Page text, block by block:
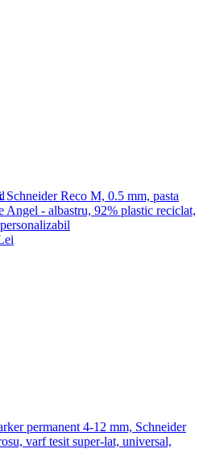
Schneider Reco M, 0.5 mm, pasta
Angel - albastru, 92% plastic reciclat,
permanent 4-12 mm, Schneider
varf tesit super-lat, universal,